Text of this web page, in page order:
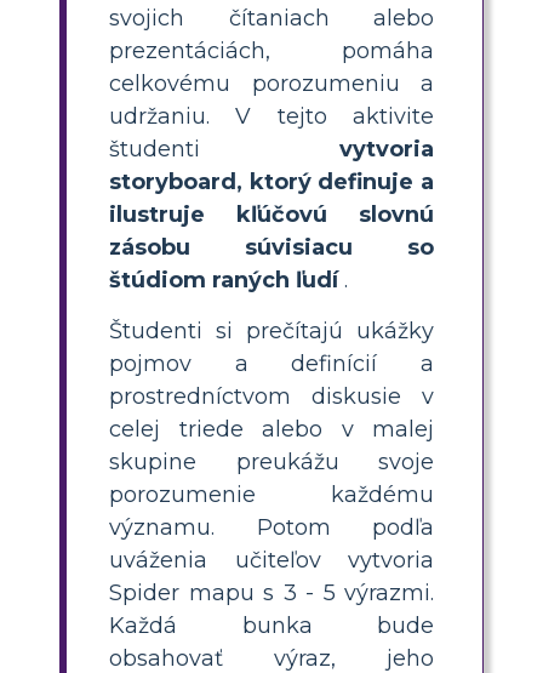
svojich čítaniach alebo
prezentáciách, pomáha
celkovému porozumeniu a
udržaniu. V tejto aktivite
študenti vytvoria
storyboard, ktorý definuje a
ilustruje kľúčovú slovnú
zásobu súvisiacu so
štúdiom raných ľudí.
Študenti si prečítajú ukážky
pojmov a definícií a
prostredníctvom diskusie v
celej triede alebo v malej
skupine preukážu svoje
porozumenie každému
významu. Potom podľa
uváženia učiteľov vytvoria
Spider mapu s 3 - 5 výrazmi.
Každá bunka bude
obsahovať výraz, jeho